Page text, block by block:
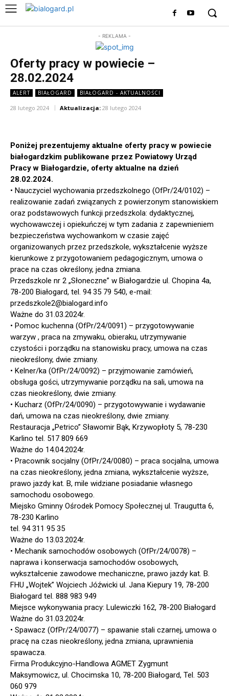
- REKLAMA -
Oferty pracy w powiecie –
28.02.2024
ALERT BIAŁOGARD BIAŁOGARD - AKTUALNOŚCI
28 lutego 2024 Aktualizacja: 28 lutego 2024
Poniżej prezentujemy aktualne oferty pracy w powiecie
białogardzkim publikowane przez Powiatowy Urząd
Pracy w Białogardzie, oferty aktualne na dzień
28.02.2024.
• Nauczyciel wychowania przedszkolnego (OfPr/24/0102) –
realizowanie zadań związanych z powierzonym stanowiskiem
oraz podstawowych funkcji przedszkola: dydaktycznej,
wychowawczej i opiekuńczej w tym zadania z zapewnieniem
bezpieczeństwa wychowankom w czasie zajęć
organizowanych przez przedszkole, wykształcenie wyższe
kierunkowe z przygotowaniem pedagogicznym, umowa o
prace na czas określony, jedna zmiana.
Przedszkole nr 2 „Słoneczne” w Białogardzie ul. Chopina 4a,
78-200 Białogard, tel. 94 35 79 540, e-mail:
przedszkole2@bialogard.info
Ważne do 31.03.2024r.
• Pomoc kuchenna (OfPr/24/0091) – przygotowywanie
warzyw , praca na zmywaku, obieraku, utrzymywanie
czystości i porządku na stanowisku pracy, umowa na czas
nieokreślony, dwie zmiany.
• Kelner/ka (OfPr/24/0092) – przyjmowanie zamówień,
obsługa gości, utrzymywanie porządku na sali, umowa na
czas nieokreślony, dwie zmiany.
• Kucharz (OfPr/24/0090) – przygotowywanie i wydawanie
dań, umowa na czas nieokreślony, dwie zmiany.
Restauracja „Petrico” Sławomir Bąk, Krzywopłoty 5, 78-230
Karlino tel. 517 809 669
Ważne do 14.04.2024r.
• Pracownik socjalny (OfPr/24/0080) – praca socjalna, umowa
na czas nieokreślony, jedna zmiana, wykształcenie wyższe,
prawo jazdy kat. B, mile widziane posiadanie własnego
samochodu osobowego.
Miejsko Gminny Ośrodek Pomocy Społecznej ul. Traugutta 6,
78-230 Karlino
tel. 94 311 95 35
Ważne do 13.03.2024r.
• Mechanik samochodów osobowych (OfPr/24/0078) –
naprawa i konserwacja samochodów osobowych,
wykształcenie zawodowe mechaniczne, prawo jazdy kat. B.
FHU „Wojtek” Wojciech Jóźwicki ul. Jana Kiepury 19, 78-200
Białogard tel. 888 983 949
Miejsce wykonywania pracy: Lulewiczki 162, 78-200 Białogard
Ważne do 31.03.2024r.
• Spawacz (OfPr/24/0077) – spawanie stali czarnej, umowa o
pracę na czas nieokreślony, jedna zmiana, uprawnienia
spawacza.
Firma Produkcyjno-Handlowa AGMET Zygmunt
Maksymowicz, ul. Chocimska 10, 78-200 Białogard, Tel. 503
060 979